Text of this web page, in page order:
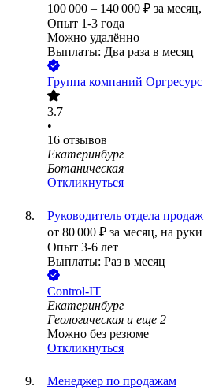
100 000 – 140 000 ₽ за месяц,
Опыт 1-3 года
Можно удалённо
Выплаты: Два раза в месяц
Группа компаний Оргресурс
3.7
•
16 отзывов
Екатеринбург
Ботаническая
Откликнуться
Руководитель отдела продаж
от 80 000 ₽ за месяц, на руки
Опыт 3-6 лет
Выплаты: Раз в месяц
Control-IT
Екатеринбург
Геологическая и еще 2
Можно без резюме
Откликнуться
Менеджер по продажам